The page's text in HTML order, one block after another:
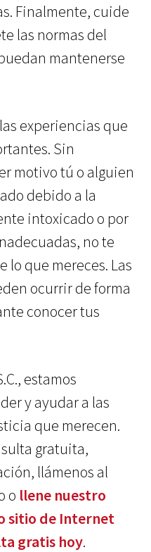
Finalmente, cuide
las normas del
mantenerse
experiencias que
Sin
motivo tú o alguien
debido a la
intoxicado o por
no te
lo que mereces. Las
ocurrir de forma
conocer tus
estamos
y ayudar a las
que merecen.
gratuita,
llámenos al
o llene nuestro
sitio de Internet
gratis hoy.